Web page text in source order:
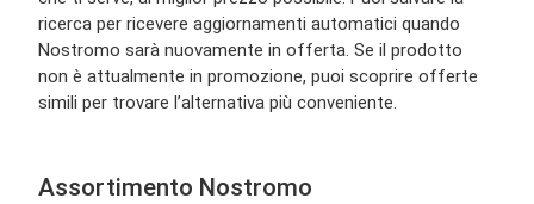
ricerca per ricevere aggiornamenti automatici quando
Nostromo sarà nuovamente in offerta. Se il prodotto
non è attualmente in promozione, puoi scoprire offerte
simili per trovare l’alternativa più conveniente.
Assortimento Nostromo